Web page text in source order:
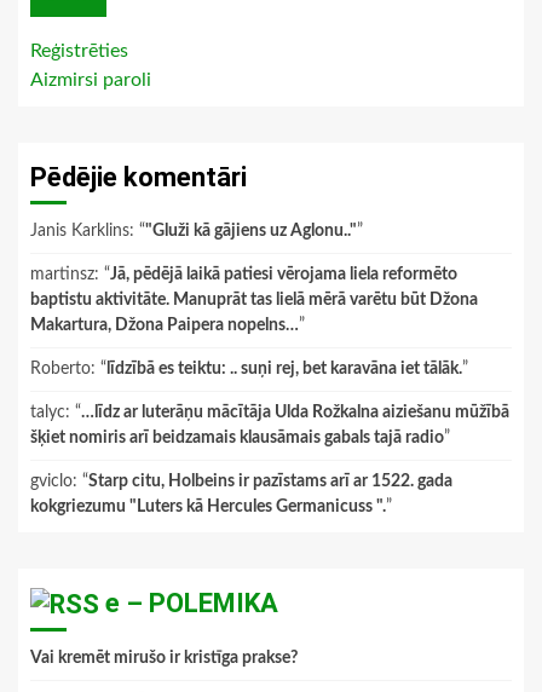
Reģistrēties
Aizmirsi paroli
Pēdējie komentāri
Janis Karklins: “"Gluži kā gājiens uz Aglonu.."”
martinsz: “Jā, pēdējā laikā patiesi vērojama liela reformēto
baptistu aktivitāte. Manuprāt tas lielā mērā varētu būt Džona
Makartura, Džona Paipera nopelns…”
Roberto: “ līdzībā es teiktu: .. suņi rej, bet karavāna iet tālāk.”
talyc: “…līdz ar luterāņu mācītāja Ulda Rožkalna aiziešanu mūžībā
šķiet nomiris arī beidzamais klausāmais gabals tajā radio”
gviclo: “Starp citu, Holbeins ir pazīstams arī ar 1522. gada
kokgriezumu "Luters kā Hercules Germanicuss ".”
e – POLEMIKA
Vai kremēt mirušo ir kristīga prakse?